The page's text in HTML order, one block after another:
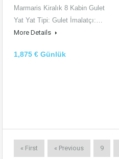
Marmaris Kiralık 8 Kabin Gulet
Yat Yat Tipi: Gulet İmalatçı:…
More Details
1,875 € Günlük
« First « Previous 9